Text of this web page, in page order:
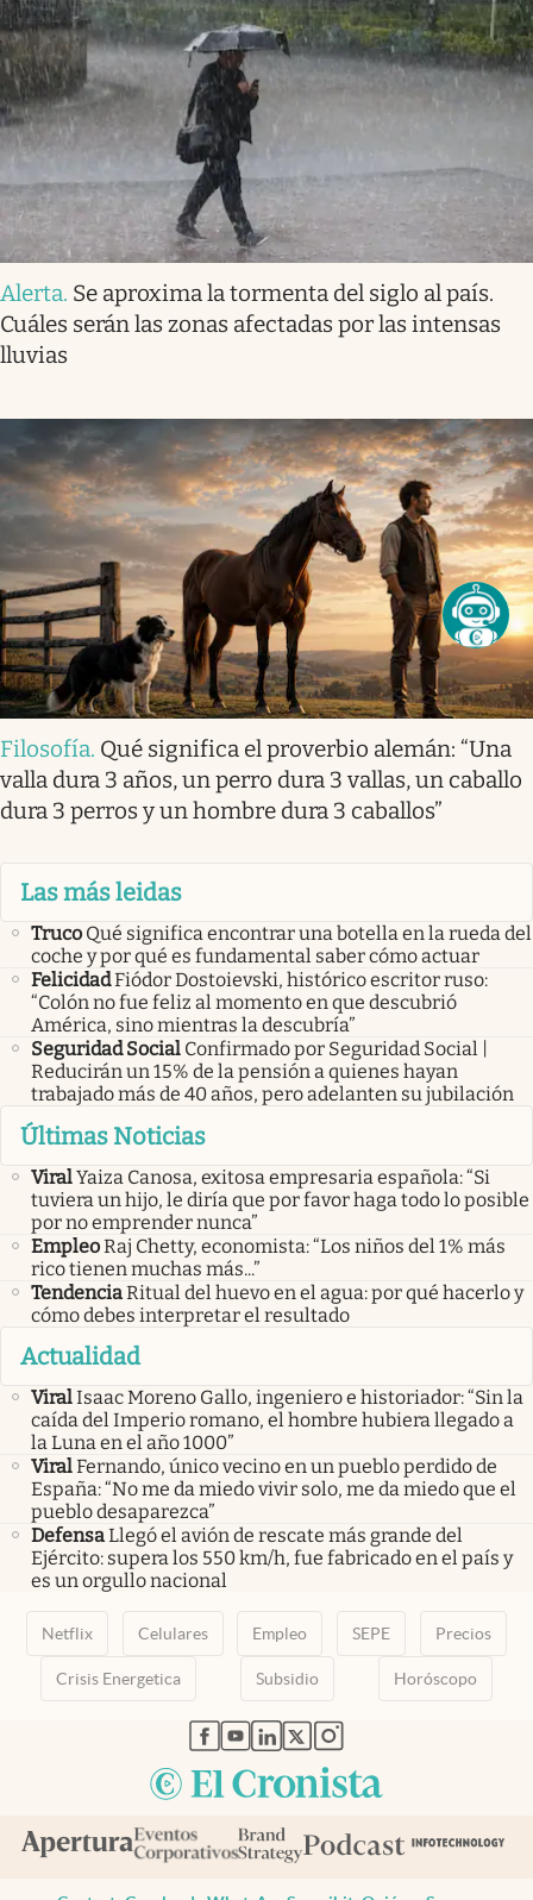
Alerta. Se aproxima la tormenta del siglo al país.
Cuáles serán las zonas afectadas por las intensas
lluvias
Filosofía. Qué significa el proverbio alemán: “Una
valla dura 3 años, un perro dura 3 vallas, un caballo
dura 3 perros y un hombre dura 3 caballos”
Las más leidas
Truco Qué significa encontrar una botella en la rueda del
coche y por qué es fundamental saber cómo actuar
FelicidadFiódor Dostoievski, histórico escritor ruso:
“Colón no fue feliz al momento en que descubrió
América, sino mientras la descubría”
Seguridad Social Confirmado por Seguridad Social |
Reducirán un 15% de la pensión a quienes hayan
trabajado más de 40 años, pero adelanten su jubilación
Últimas Noticias
ViralYaiza Canosa, exitosa empresaria española: “Si
tuviera un hijo, le diría que por favor haga todo lo posible
por no emprender nunca”
EmpleoRaj Chetty, economista: “Los niños del 1% más
rico tienen muchas más...”
TendenciaRitual del huevo en el agua: por qué hacerlo y
cómo debes interpretar el resultado
Actualidad
ViralIsaac Moreno Gallo, ingeniero e historiador: “Sin la
caída del Imperio romano, el hombre hubiera llegado a
la Luna en el año 1000”
ViralFernando, único vecino en un pueblo perdido de
España: “No me da miedo vivir solo, me da miedo que el
pueblo desaparezca”
DefensaLlegó el avión de rescate más grande del
Ejército: supera los 550 km/h, fue fabricado en el país y
es un orgullo nacional
Netflix Celulares Empleo SEPE Precios
Crisis Energetica Subsidio Horóscopo
abre en nueva pestaña
abre en nueva pestaña
abre en nueva pestaña
abre en nueva pestaña
abre en nueva pestaña